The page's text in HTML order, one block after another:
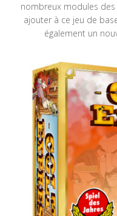
nombreux modules
ajouter à ce jeu de
également un